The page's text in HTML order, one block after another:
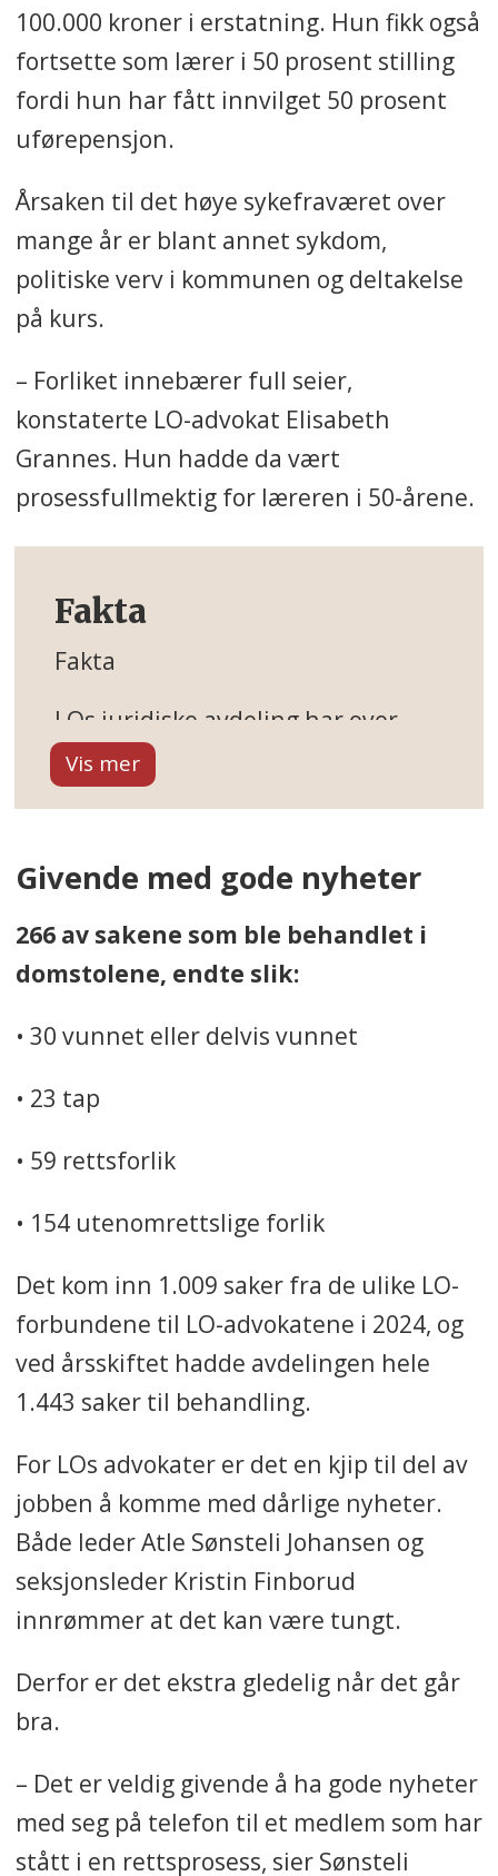
100.000 kroner i erstatning. Hun fikk også
fortsette som lærer i 50 prosent stilling
fordi hun har fått innvilget 50 prosent
uførepensjon.
Årsaken til det høye sykefraværet over
mange år er blant annet sykdom,
politiske verv i kommunen og deltakelse
på kurs.
– Forliket innebærer full seier,
konstaterte LO-advokat Elisabeth
Grannes. Hun hadde da vært
prosessfullmektig for læreren i 50-årene.
Fakta
Fakta
LOs juridiske avdeling har over
ansatte, hvor av rundt 30
advokater, og driver rådgivning,
seminarer for tillitsvalgte,
publiserer bøker/artikler og deltar
i rettspolitisk arbeid.
finansieres av
kroner per måned, per medlem.
Avdelingen rundet 100 år i 2022,
«Jus og interessepolitikk» av
Åsmund Seip ble gitt ut på
Gyldendal forlag i 2023.
På sosiale medier – LO-
advokatenes Facebook side –
arbeidsrettslige nyheter.
Givende med gode nyheter
266 av sakene som ble behandlet i
domstolene, endte slik:
• 30 vunnet eller delvis vunnet
• 23 tap
• 59 rettsforlik
• 154 utenomrettslige forlik
Det kom inn 1.009 saker fra de ulike LO-
forbundene til LO-advokatene i 2024, og
ved årsskiftet hadde avdelingen hele
1.443 saker til behandling.
For LOs advokater er det en kjip til del av
jobben å komme med dårlige nyheter.
Både leder Atle Sønsteli Johansen og
seksjonsleder Kristin Finborud
innrømmer at det kan være tungt.
Derfor er det ekstra gledelig når det går
bra.
– Det er veldig givende å ha gode nyheter
med seg på telefon til et medlem som har
stått i en rettsprosess, sier Sønsteli